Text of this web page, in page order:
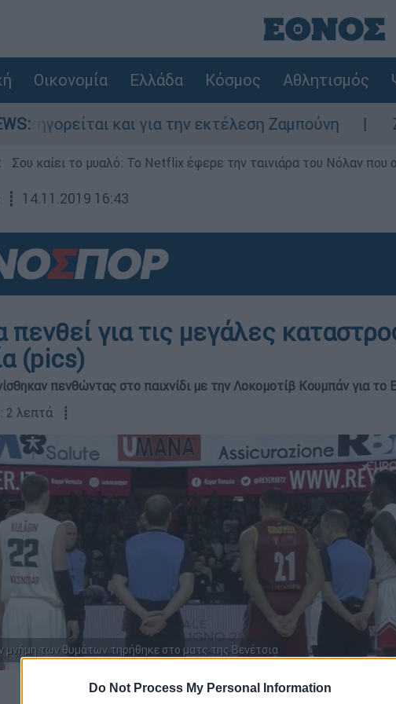
Do Not Process My Personal Information
Οικονομία Ελλάδα Κόσμος Αθλητισμός
και για την εκτέλεση Ζαμπούνη
Σου καίει το μυαλό: Το Netflix έφερε την ταινιάρα του Νόλαν που
┋ 14.11.2019 16:43
πενθεί για τις μεγάλες
(pics)
πενθώντας στο παιχνίδι με την Λοκομοτίβ Κουμπάν για το
2 λεπτά ┋
μνήμη των θυμάτων τηρήθηκε στο ματς της Βενέτσια